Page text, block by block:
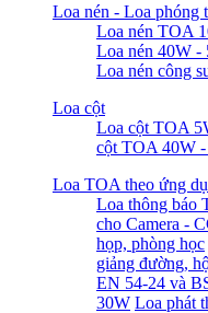
Loa nén - Loa phóng
Loa nén TOA
Loa nén 40W -
Loa nén công
Loa cột
Loa cột TOA
cột TOA 40W
Loa TOA theo ứng
Loa thông báo
cho Camera -
họp, phòng học
giảng đường,
EN 54-24 và
30W Loa phát